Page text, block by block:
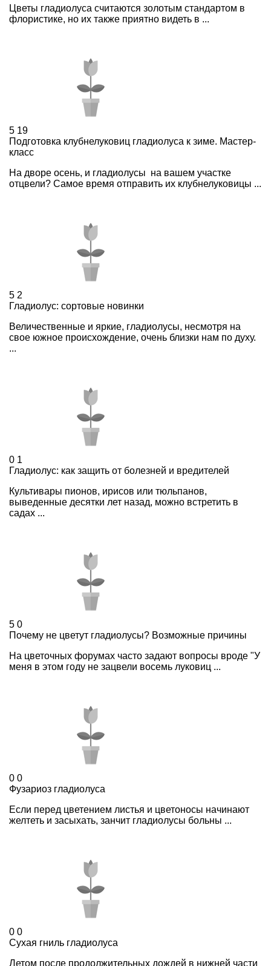
Цветы гладиолуса считаются золотым стандартом в
флористике, но их также приятно видеть в ...
5 19
Подготовка клубнелуковиц гладиолуса к зиме. Мастер-
класс
На дворе осень, и гладиолусы на вашем участке
отцвели? Самое время отправить их клубнелуковицы ...
5 2
Гладиолус: сортовые новинки
Величественные и яркие, гладиолусы, несмотря на
свое южное происхождение, очень близки нам по духу.
...
0 1
Гладиолус: как защить от болезней и вредителей
Культивары пионов, ирисов или тюльпанов,
выведенные десятки лет назад, можно встретить в
садах ...
5 0
Почему не цветут гладиолусы? Возможные причины
На цветочных форумах часто задают вопросы вроде "У
меня в этом году не зацвели восемь луковиц ...
0 0
Фузариоз гладиолуса
Если перед цветением листья и цветоносы начинают
желтеть и засыхать, занчит гладиолусы больны ...
0 0
Сухая гниль гладиолуса
Летом после продолжительных дождей в нижней части